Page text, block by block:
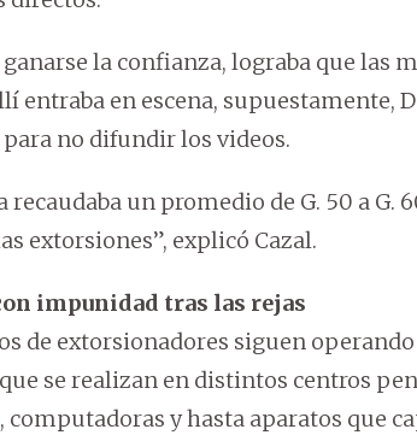
la confianza, lograba que las
entraba en escena, supuestamente,
no difundir los videos.
recaudaba un promedio de G. 50 a
extorsiones”, explicó Cazal.
impunidad tras las rejas
de extorsionadores siguen operando
se realizan en distintos centros
computadoras y hasta aparatos que